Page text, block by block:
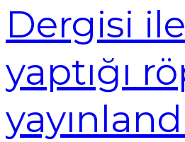
Dergisi ile
yaptığı